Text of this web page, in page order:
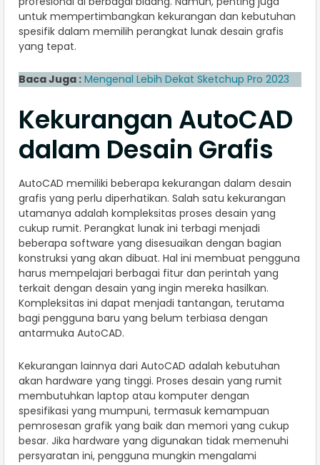
untuk mempertimbangkan kekurangan dan kebutuhan
spesifik dalam memilih perangkat lunak desain grafis
yang tepat.
Baca Juga : Mengenal Lebih Dekat Sketchup Pro 2023
Kekurangan AutoCAD
dalam Desain Grafis
AutoCAD memiliki beberapa kekurangan dalam desain
grafis yang perlu diperhatikan. Salah satu kekurangan
utamanya adalah kompleksitas proses desain yang
cukup rumit. Perangkat lunak ini terbagi menjadi
beberapa software yang disesuaikan dengan bagian
konstruksi yang akan dibuat. Hal ini membuat pengguna
harus mempelajari berbagai fitur dan perintah yang
terkait dengan desain yang ingin mereka hasilkan.
Kompleksitas ini dapat menjadi tantangan, terutama
bagi pengguna baru yang belum terbiasa dengan
antarmuka AutoCAD.
Kekurangan lainnya dari AutoCAD adalah kebutuhan
akan hardware yang tinggi. Proses desain yang rumit
membutuhkan laptop atau komputer dengan
spesifikasi yang mumpuni, termasuk kemampuan
pemrosesan grafik yang baik dan memori yang cukup
besar. Jika hardware yang digunakan tidak memenuhi
persyaratan ini, pengguna mungkin mengalami